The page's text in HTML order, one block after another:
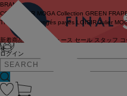
ログイン
BRAND
COUTURIER MOGA Collection GREEN
TRISTESSE
congés payés LOISIR Julier
新着商品 ニュース セール スタッフ
せ